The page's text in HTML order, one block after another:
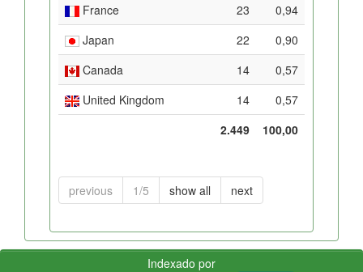
France
23
0,94
Japan
22
0,90
Canada
14
0,57
United Kingdom
14
0,57
2.449
100,00
previous 1/5 show all next
Indexado por